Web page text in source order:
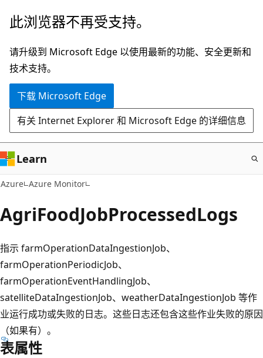
跳
主
要
内
此浏览器不再受支持。
请升级到 Microsoft Edge 以使用最新的功能、安全更新和
技术支持。
下载 Microsoft Edge
有关 Internet Explorer 和 Microsoft Edge 的详细信息
Learn
Azure Azure Monitor
AgriFoodJobProcessedLogs
指示 farmOperationDataIngestionJob、
farmOperationPeriodicJob、
farmOperationEventHandlingJob、
satelliteDataIngestionJob、weatherDataIngestionJob 等作
业运行成功或失败的日志。这些日志还包含这些作业失败的原因
（如果有）。
表属性